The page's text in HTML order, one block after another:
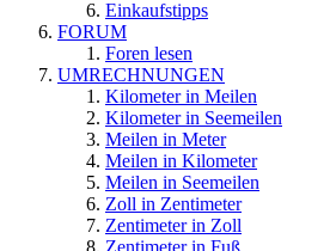
Einkaufstipps
FORUM
Foren lesen
UMRECHNUNGEN
Kilometer in Meilen
Kilometer in Seemeilen
Meilen in Meter
Meilen in Kilometer
Meilen in Seemeilen
Zoll in Zentimeter
Zentimeter in Zoll
Zentimeter in Fuß